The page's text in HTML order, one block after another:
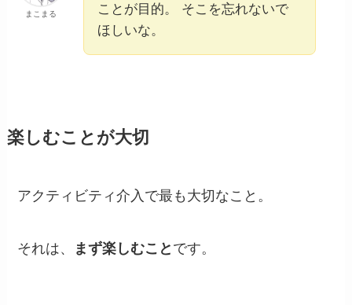
まこまる
ことが目的。 そこを忘れないで
ほしいな。
楽しむことが大切
アクティビティ介入で最も大切なこと。
それは、 まず楽しむこと です。